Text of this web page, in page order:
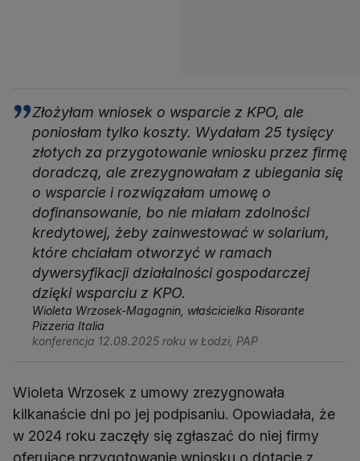
Złożyłam wniosek o wsparcie z KPO, ale
poniosłam tylko koszty. Wydałam 25 tysięcy
złotych za przygotowanie wniosku przez firmę
doradczą, ale zrezygnowałam z ubiegania się
o wsparcie i rozwiązałam umowę o
dofinansowanie, bo nie miałam zdolności
kredytowej, żeby zainwestować w solarium,
które chciałam otworzyć w ramach
dywersyfikacji działalności gospodarczej
dzięki wsparciu z KPO.
Wioleta Wrzosek-Magagnin, właścicielka Risorante
Pizzeria Italia
konferencja 12.08.2025 roku w Łodzi, PAP
Wioleta Wrzosek z umowy zrezygnowała
kilkanaście dni po jej podpisaniu. Opowiadała, że
w 2024 roku zaczęły się zgłaszać do niej firmy
oferujące przygotowanie wniosku o dotacje z